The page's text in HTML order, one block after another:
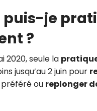
puis-je
?
2020, seule la
jusqu’au 2 juin pour
ou replonger